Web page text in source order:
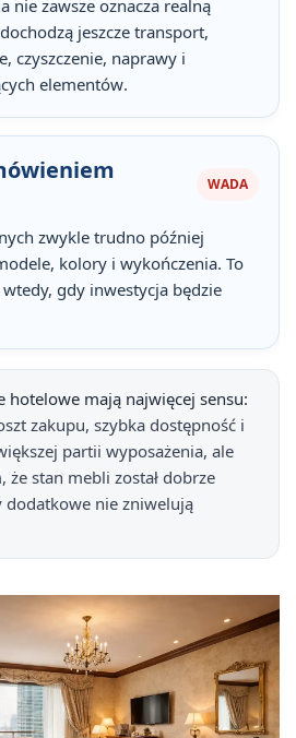
nie zawsze oznacza realną
jeszcze transport,
czyszczenie, naprawy i
elementów.
WADA
zwykle trudno później
kolory i wykończenia. To
gdy inwestycja będzie
hotelowe mają najwięcej sensu:
zakupu, szybka dostępność i
partii wyposażenia, ale
stan mebli został dobrze
dodatkowe nie zniwelują